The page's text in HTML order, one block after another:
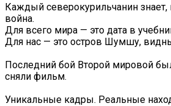
Каждый северокурильчанин знает,
война.
Для всего мира — это дата в
Для нас — это остров Шумшу,
Последний бой Второй мировой
сняли фильм.
Уникальные кадры. Реальные